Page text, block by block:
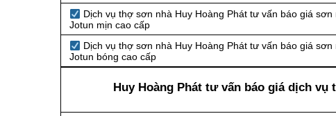
Dịch vụ thợ sơn nhà Huy Hoàng Phát tư vấn báo giá
Jotun mịn cao cấp
Dịch vụ thợ sơn nhà Huy Hoàng Phát tư vấn báo giá
Jotun bóng cao cấp
Huy Hoàng Phát tư vấn báo giá dịch